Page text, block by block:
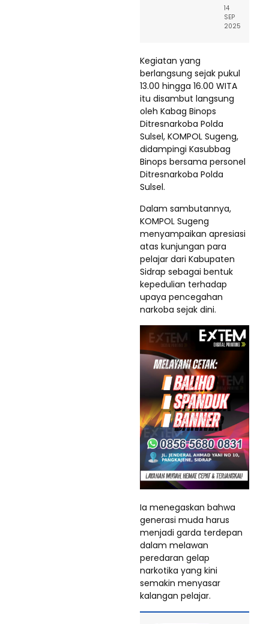
14
SEP
2025
Kegiatan yang
berlangsung sejak pukul
13.00 hingga 16.00 WITA
itu disambut langsung
oleh Kabag Binops
Ditresnarkoba Polda
Sulsel, KOMPOL Sugeng,
didampingi Kasubbag
Binops bersama personel
Ditresnarkoba Polda
Sulsel.
Dalam sambutannya,
KOMPOL Sugeng
menyampaikan apresiasi
atas kunjungan para
pelajar dari Kabupaten
Sidrap sebagai bentuk
kepedulian terhadap
upaya pencegahan
narkoba sejak dini.
Ia menegaskan bahwa
generasi muda harus
menjadi garda terdepan
dalam melawan
peredaran gelap
narkotika yang kini
semakin menyasar
kalangan pelajar.